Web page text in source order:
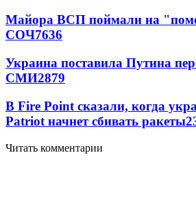
Майора ВСП поймали на
СОЧ7636
Украина поставила Путина
СМИ2879
В Fire Point сказали, когда
Patriot начнет сбивать ракеты
Читать комментарии